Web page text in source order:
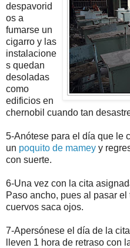
despavorid
os a
fumarse un
cigarro y las
instalacione
s quedan
desoladas
como
edificios en
chernobil cuando tan
5-Anótese para el día que le
un poquito de mamey y
con suerte.
6-Una vez con la cita
Paso ancho, pues al pasar
cuervos saca ojos.
7-Apersónese el día de la
lleven 1 hora de retraso con